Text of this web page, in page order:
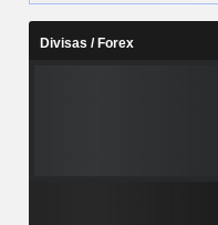
Divisas / Forex